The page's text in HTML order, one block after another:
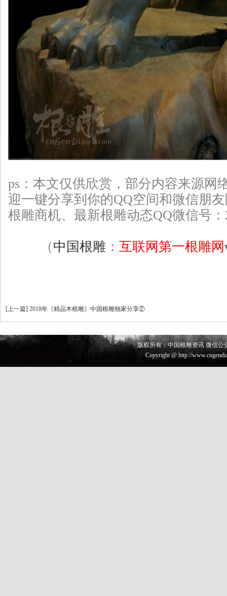
ps：本文仅供欣赏，部分内容来源网
迎一键分享到你的QQ空间和微信朋
根雕商机、最新根雕动态QQ微信号：
（中国根雕 ： 互联网第一根雕网
[上一篇] 2018年《精品木根雕》中国根雕独家分享②
版权所有：中国根雕资讯 微信公
Copyright @ http://